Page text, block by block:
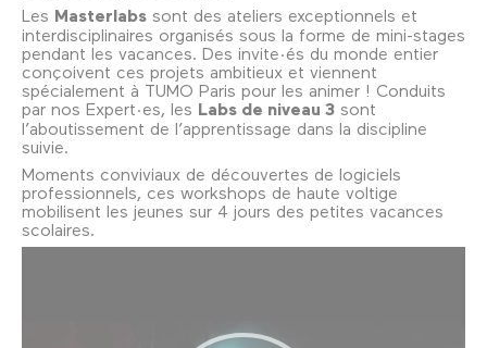
Les Masterlabs sont des ateliers exceptionnels et
interdisciplinaires organisés sous la forme de mini-stages
pendant les vacances. Des invite·és du monde entier
conçoivent ces projets ambitieux et viennent
spécialement à TUMO Paris pour les animer ! Conduits
par nos Expert·es, les Labs de niveau 3 sont
l’aboutissement de l’apprentissage dans la discipline
suivie.
Moments conviviaux de découvertes de logiciels
professionnels, ces workshops de haute voltige
mobilisent les jeunes sur 4 jours des petites vacances
scolaires.